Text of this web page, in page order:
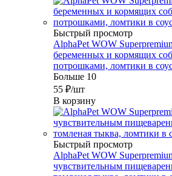
Быстрый просмотр
AlphaPet WOW
беременных и кормящих
потрошками, ломтики в
Больше 10
55 ₽/шт
В корзину
Быстрый просмотр
AlphaPet WOW
чувствительным